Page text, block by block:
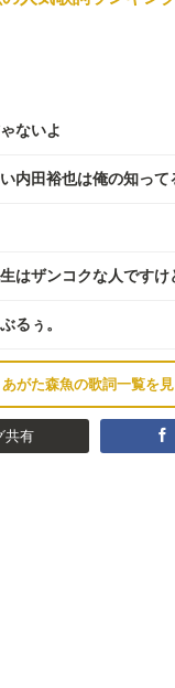
ないよ
内田裕也は俺の知って
はザンコクな人ですけ
るぅ。
あがた森魚の歌詞一覧を
共有